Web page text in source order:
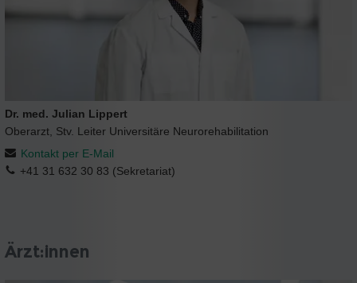
Dr. med. Julian Lippert
Oberarzt, Stv. Leiter Universitäre Neurorehabilitation
Kontakt per E-Mail
+41 31 632 30 83 (Sekretariat)
Ärzt:innen